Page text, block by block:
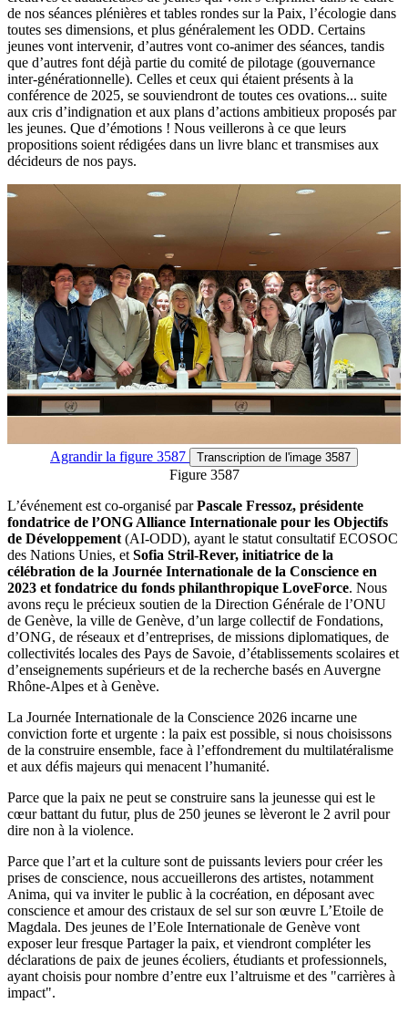
de nos séances plénières et tables rondes sur la Paix, l’écologie dans
toutes ses dimensions, et plus généralement les ODD. Certains
jeunes vont intervenir, d’autres vont co-animer des séances, tandis
que d’autres font déjà partie du comité de pilotage (gouvernance
inter-générationnelle). Celles et ceux qui étaient présents à la
conférence de 2025, se souviendront de toutes ces ovations... suite
aux cris d’indignation et aux plans d’actions ambitieux proposés par
les jeunes. Que d’émotions ! Nous veillerons à ce que leurs
propositions soient rédigées dans un livre blanc et transmises aux
décideurs de nos pays.
Agrandirla figure 3587 Transcription de l'image 3587
Figure 3587
L’événement est co-organisé parPascale Fressoz, présidente
fondatrice de l’ONG Alliance Internationale pour les Objectifs
de Développement (AI-ODD), ayant le statut consultatif ECOSOC
des Nations Unies, et Sofia Stril-Rever, initiatrice de la
célébration de la Journée Internationale de la Conscience en
2023 et fondatrice du fonds philanthropique LoveForce. Nous
avons reçu le précieux soutien de la Direction Générale de l’ONU
de Genève, la ville de Genève, d’un large collectif de Fondations,
d’ONG, de réseaux et d’entreprises, de missions diplomatiques, de
collectivités locales des Pays de Savoie, d’établissements scolaires et
d’enseignements supérieurs et de la recherche basés en Auvergne
Rhône-Alpes et à Genève.
La Journée Internationale de la Conscience 2026 incarne une
conviction forte et urgente : la paix est possible, si nous choisissons
de la construire ensemble, face à l’effondrement du multilatéralisme
et aux défis majeurs qui menacent l’humanité.
Parce que la paix ne peut se construire sans la jeunesse qui est le
cœur battant du futur, plus de 250 jeunes se lèveront le 2 avril pour
dire non à la violence.
Parce que l’art et la culture sont de puissants leviers pour créer les
prises de conscience, nous accueillerons des artistes, notamment
Anima, qui va inviter le public à la cocréation, en déposant avec
conscience et amour des cristaux de sel sur son œuvre L’Etoile de
Magdala. Des jeunes de l’Eole Internationale de Genève vont
exposer leur fresque Partager la paix, et viendront compléter les
déclarations de paix de jeunes écoliers, étudiants et professionnels,
ayant choisis pour nombre d’entre eux l’altruisme et des "carrières à
impact".